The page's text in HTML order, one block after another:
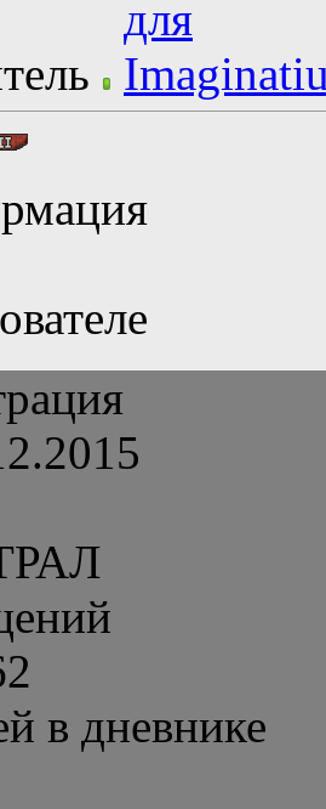
в дневнике